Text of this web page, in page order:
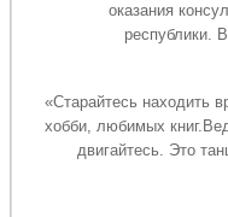
оказания
республики.
«Старайтесь находить
хобби, любимых
двигайтесь. Это